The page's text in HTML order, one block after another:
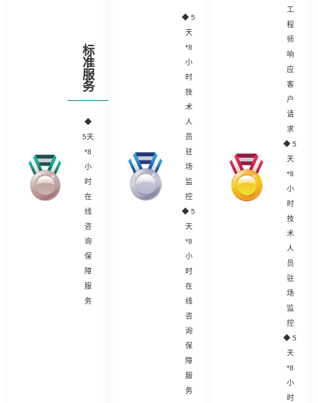
标
准
服
务
◆
5天
*8
小
时
在
线
咨
询
保
障
服
务
◆5
天
*8
小
时
技
术
人
员
驻
场
监
控
◆5
天
*8
小
时
在
线
咨
询
保
障
服
务
工
程
师
响
应
客
户
请
求
◆ 5
天
*8
小
时
技
术
人
员
驻
场
监
控
◆5
天
*8
小
时